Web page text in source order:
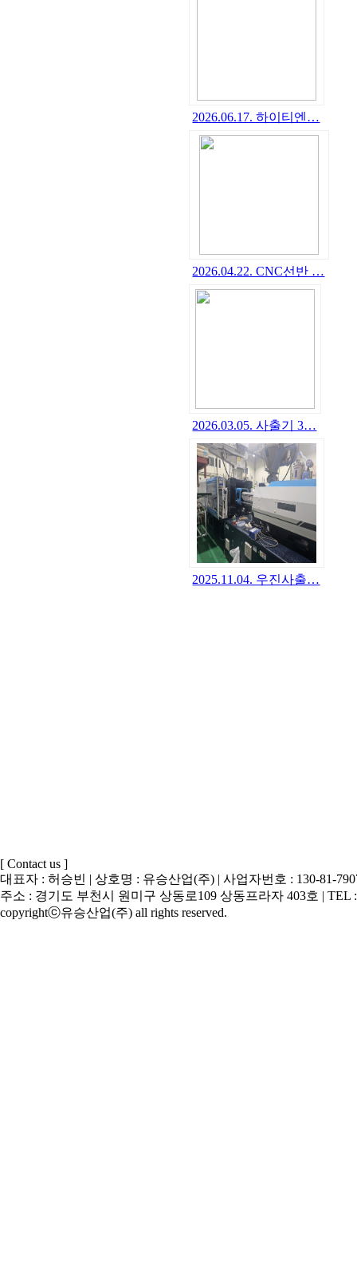
2026.06.17. 하이티엔…
2026.04.22. CNC선반 …
2026.03.05. 사출기 3…
2025.11.04. 우진사출…
[ Contact us ]
대표자 : 허승빈 | 상호명 : 유승산업(주) | 사업자번호 : 130-81-
주소 : 경기도 부천시 원미구 상동로109 상동프라자 403호 | TEL :
copyrightⓒ유승산업(주) all rights reserved.